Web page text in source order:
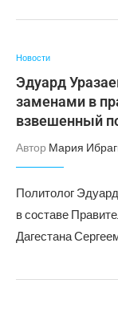
Новости
Эдуард
заменами в
взвешенный
Автор Мария
Политолог
в составе
Дагестана